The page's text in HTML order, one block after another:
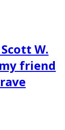
W.
friend